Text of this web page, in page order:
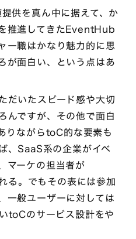
供を真ん中に据えて、か
推進してきたEventHub
ー職はかなり魅力的に思
が面白い、という点はあ
だいたスピード感や大切
んですが、その他で面白
りながらtoC的な要素も
、SaaS系の企業がイベ
マーケの担当者が
る。でもその表には参加
一般ユーザーに対しては
toCのサービス設計をや